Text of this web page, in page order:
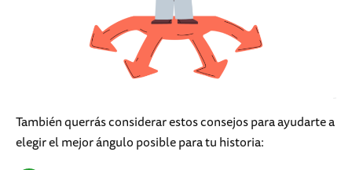
También querrás considerar estos consejos para ayudarte a
elegir el mejor ángulo posible para tu historia: